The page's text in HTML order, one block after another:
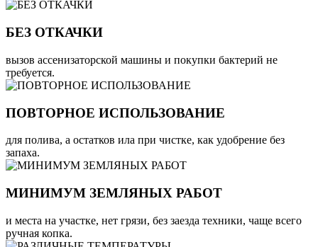
БЕЗ ОТКАЧКИ
вызов ассенизаторской машины и покупки бактерий не
требуется.
ПОВТОРНОЕ ИСПОЛЬЗОВАНИЕ
для полива, а остатков ила при чистке, как удобрение без
запаха.
МИНИМУМ ЗЕМЛЯНЫХ РАБОТ
и места на участке, нет грязи, без заезда техники, чаще всего
ручная копка.